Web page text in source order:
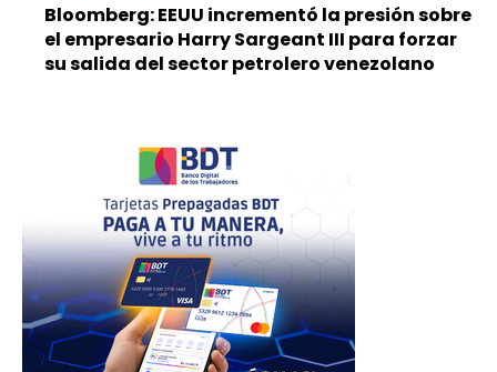
Bloomberg: EEUU incrementó la presión sobre
el empresario Harry Sargeant III para forzar
su salida del sector petrolero venezolano